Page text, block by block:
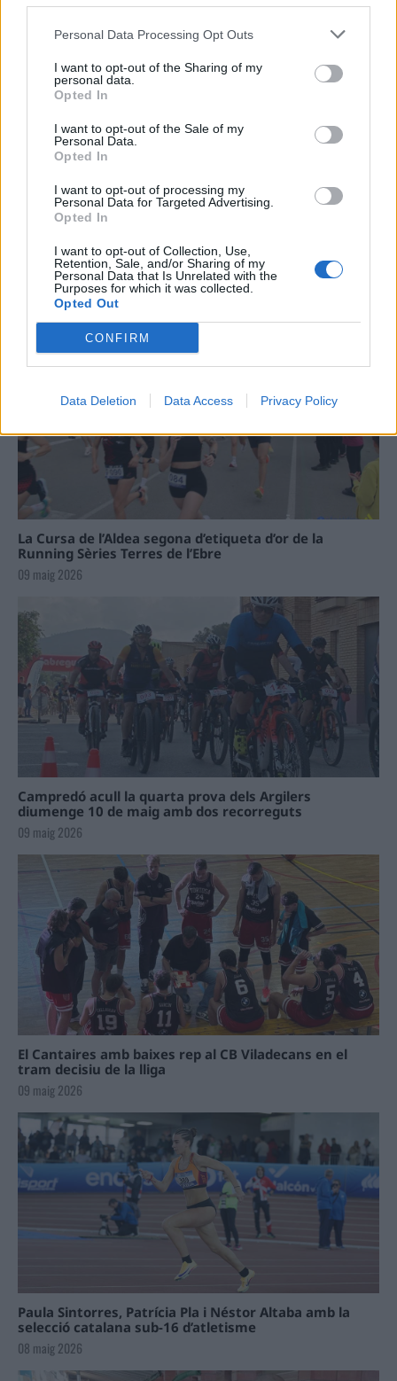
Personal Data Processing Opt Outs
I want to opt-out of the Sharing of my
personal data.
Opted In
I want to opt-out of the Sale of my
Personal Data.
Opted In
I want to opt-out of processing my
Personal Data for Targeted Advertising.
Opted In
I want to opt-out of Collection, Use,
Retention, Sale, and/or Sharing of my
Personal Data that Is Unrelated with the
Purposes for which it was collected.
Opted Out
CONFIRM
Data Deletion Data Access Privacy Policy
de 200 actes i l’expectació per l’eclipsi
Només 3 de cada 10 turistes visiten la
regió de l’Ebre durant juliol i agost
La Cursa de l’Aldea segona d’etiqueta d’or de la
Running Sèries Terres de l’Ebre
09 maig 2026
Campredó acull la quarta prova dels Argilers
diumenge 10 de maig amb dos recorreguts
09 maig 2026
El Cantaires amb baixes rep al CB Viladecans en el
tram decisiu de la lliga
09 maig 2026
Paula Sintorres, Patrícia Pla i Néstor Altaba amb la
selecció catalana sub-16 d’atletisme
08 maig 2026